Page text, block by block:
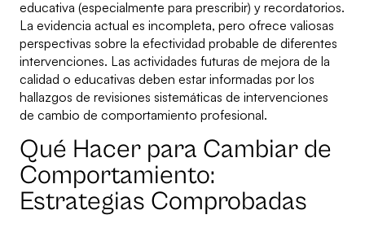
educativa (especialmente para prescribir) y recordatorios.
La evidencia actual es incompleta, pero ofrece valiosas
perspectivas sobre la efectividad probable de diferentes
intervenciones. Las actividades futuras de mejora de la
calidad o educativas deben estar informadas por los
hallazgos de revisiones sistemáticas de intervenciones
de cambio de comportamiento profesional.
Qué Hacer para Cambiar de
Comportamiento:
Estrategias Comprobadas